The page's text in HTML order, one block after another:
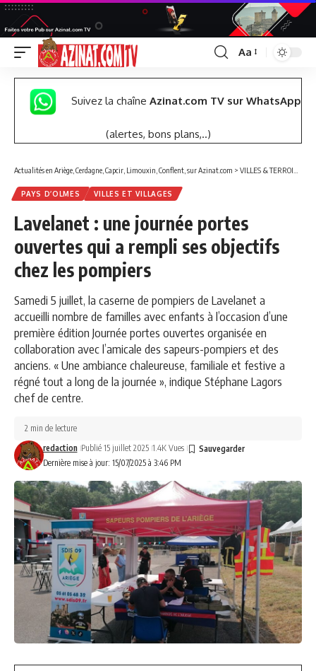
Font
Resizer
Aa
Suivez la chaîne Azinat.com TV sur WhatsApp
(alertes, bons plans,..)
Actualités en Ariège, Cerdagne, Capcir, Limouxin, Conflent, sur Azinat.com > VILLES & TERROIRS DES PYRÉNÉES EST
PAYS D’OLMES VILLES ET VILLAGES
Lavelanet : une journée portes
ouvertes qui a rempli ses objectifs
chez les pompiers
Samedi 5 juillet, la caserne de pompiers de Lavelanet a
accueilli nombre de familles avec enfants à l’occasion d’une
première édition Journée portes ouvertes organisée en
collaboration avec l’amicale des sapeurs-pompiers et des
anciens. « Une ambiance chaleureuse, familiale et festive a
régné tout a long de la journée », indique Stéphane Lagors
chef de centre.
Dernière mise à jour: 15/07/2025 à 3:46 PM
redaction Publié 15 juillet 2025 1.4K Vues
2 min de lecture